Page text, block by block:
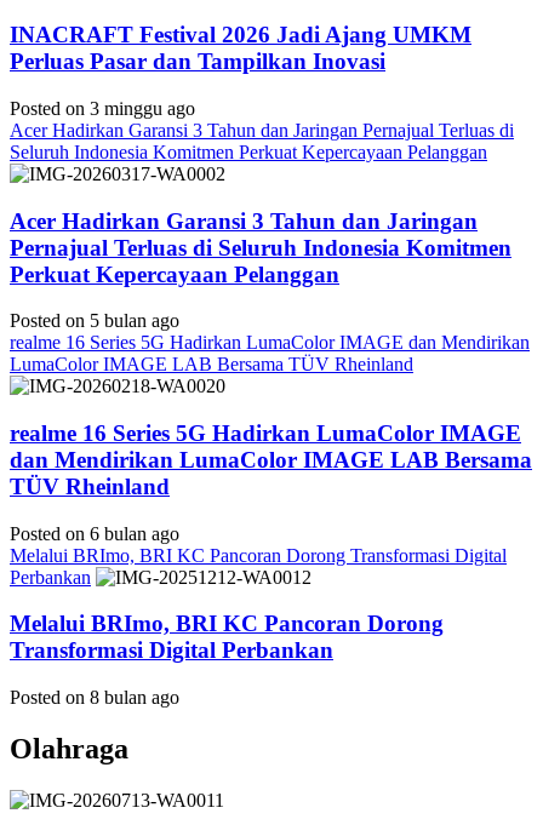
INACRAFT Festival 2026 Jadi Ajang UMKM
Perluas Pasar dan Tampilkan Inovasi
Posted on 3 minggu ago
Acer Hadirkan Garansi 3 Tahun dan Jaringan Pernajual Terluas di
Seluruh Indonesia Komitmen Perkuat Kepercayaan Pelanggan
Acer Hadirkan Garansi 3 Tahun dan Jaringan
Pernajual Terluas di Seluruh Indonesia Komitmen
Perkuat Kepercayaan Pelanggan
Posted on 5 bulan ago
realme 16 Series 5G Hadirkan LumaColor IMAGE dan Mendirikan
LumaColor IMAGE LAB Bersama TÜV Rheinland
realme 16 Series 5G Hadirkan LumaColor IMAGE
dan Mendirikan LumaColor IMAGE LAB Bersama
TÜV Rheinland
Posted on 6 bulan ago
Melalui BRImo, BRI KC Pancoran Dorong Transformasi Digital
Perbankan
Melalui BRImo, BRI KC Pancoran Dorong
Transformasi Digital Perbankan
Posted on 8 bulan ago
Olahraga